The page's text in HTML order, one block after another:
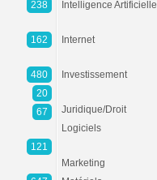
238
162
480
20
67
121
Intelligence Artificielle
Internet
Investissement
Juridique/Droit
Logiciels
Marketing